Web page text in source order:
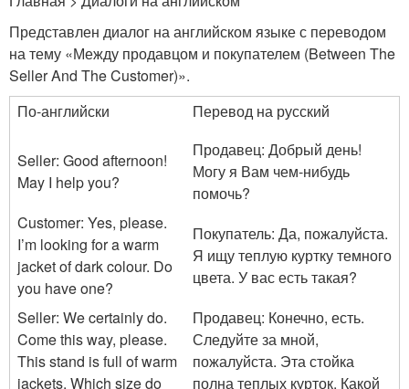
Представлен диалог на английском языке с переводом
на тему «Между продавцом и покупателем (Between The
Seller And The Customer)».
По-английски
Перевод на русский
Seller: Good afternoon!
May I help you?
Продавец: Добрый день!
Могу я Вам чем-нибудь
помочь?
Customer: Yes, please.
I’m looking for a warm
jacket of dark colour. Do
you have one?
Покупатель: Да, пожалуйста.
Я ищу теплую куртку темного
цвета. У вас есть такая?
Seller: We certainly do.
Come this way, please.
This stand is full of warm
jackets. Which size do
Продавец: Конечно, есть.
Следуйте за мной,
пожалуйста. Эта стойка
полна теплых курток. Какой